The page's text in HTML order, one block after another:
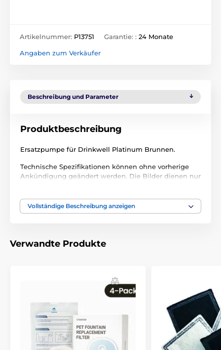
Artikelnummer: P13751 Garantie: : 24 Monate
Angaben zum Verkäufer
Beschreibung und Parameter
Produktbeschreibung
Ersatzpumpe für Drinkwell Platinum Brunnen.
Technische Spezifikationen können ohne vorherige
Ankündigung geändert werden. Die Bilder dienen nur
Vollständige Beschreibung anzeigen
Verwandte Produkte